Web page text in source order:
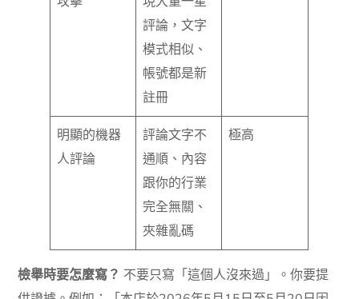
評論，文字
模式相似、
帳號都是新
註冊
明顯的機器
人評論
評論文字不
通順、內容
跟你的行業
完全無關、
夾雜亂碼
極高
檢舉時要怎麼寫？ 不要只寫「這個人沒來過」。你要提